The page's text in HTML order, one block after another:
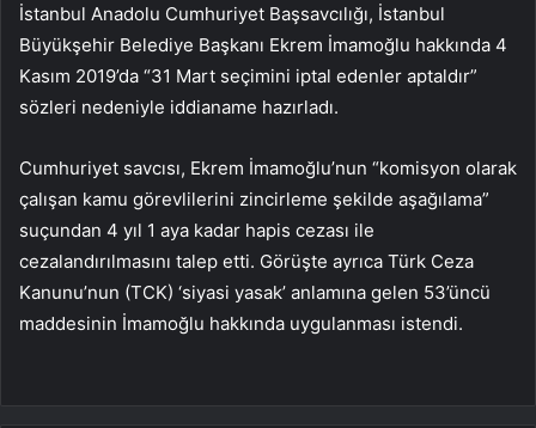
İstanbul Anadolu Cumhuriyet Başsavcılığı, İstanbul
Büyükşehir Belediye Başkanı Ekrem İmamoğlu hakkında 4
Kasım 2019’da “31 Mart seçimini iptal edenler aptaldır”
sözleri nedeniyle iddianame hazırladı.
Cumhuriyet savcısı, Ekrem İmamoğlu’nun “komisyon olarak
çalışan kamu görevlilerini zincirleme şekilde aşağılama”
suçundan 4 yıl 1 aya kadar hapis cezası ile
cezalandırılmasını talep etti. Görüşte ayrıca Türk Ceza
Kanunu’nun (TCK) ‘siyasi yasak’ anlamına gelen 53’üncü
maddesinin İmamoğlu hakkında uygulanması istendi.